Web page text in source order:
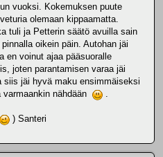
vuoksi. Kokemuksen puute
olemaan kippaamatta.
tuli ja Petterin säätö avuilla sain
oikein päin. Autohan jäi
en voinut ajaa pääsuoralle
joten parantamisen varaa jäi
siis jäi hyvä maku ensimmäiseksi
nähdään
) Santeri